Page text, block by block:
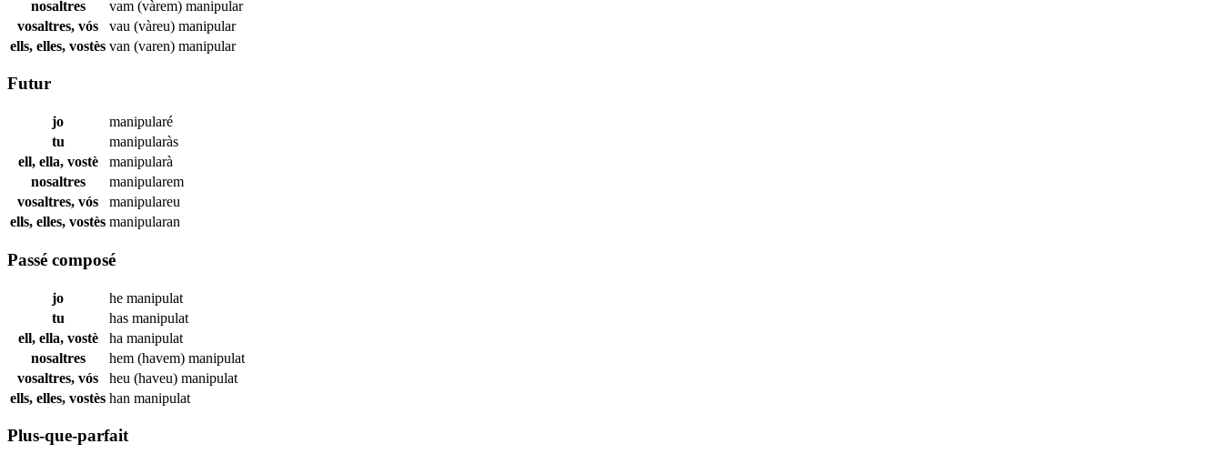
nosaltres
vam (vàrem) manipular
vosaltres, vós
vau (vàreu) manipular
ells, elles, vostès van (varen) manipular
Futur
jo
manipularé
tu
manipularàs
ell, ella, vostè
manipularà
nosaltres
manipularem
vosaltres, vós
manipulareu
ells, elles, vostès manipularan
Passé composé
jo he manipulat
tu
has manipulat
ell, ella, vostè
ha manipulat
nosaltres
hem (havem) manipulat
vosaltres, vós
heu (haveu) manipulat
ells, elles, vostès han manipulat
Plus-que-parfait